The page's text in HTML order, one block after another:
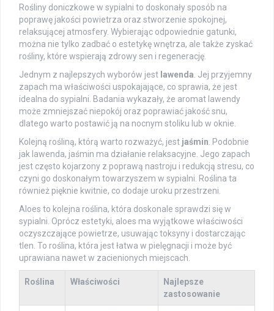
Rośliny doniczkowe w sypialni to doskonały sposób na
poprawę jakości powietrza oraz stworzenie spokojnej,
relaksującej atmosfery. Wybierając odpowiednie gatunki,
można nie tylko zadbać o estetykę wnętrza, ale także zyskać
rośliny, które wspierają zdrowy sen i regenerację.
Jednym z najlepszych wyborów jest lawenda. Jej przyjemny
zapach ma właściwości uspokajające, co sprawia, że jest
idealna do sypialni. Badania wykazały, że aromat lawendy
może zmniejszać niepokój oraz poprawiać jakość snu,
dlatego warto postawić ją na nocnym stoliku lub w oknie.
Kolejną rośliną, którą warto rozważyć, jest jaśmin. Podobnie
jak lawenda, jaśmin ma działanie relaksacyjne. Jego zapach
jest często kojarzony z poprawą nastroju i redukcją stresu, co
czyni go doskonałym towarzyszem w sypialni. Roślina ta
również pięknie kwitnie, co dodaje uroku przestrzeni.
Aloes to kolejna roślina, która doskonale sprawdzi się w
sypialni. Oprócz estetyki, aloes ma wyjątkowe właściwości
oczyszczające powietrze, usuwając toksyny i dostarczając
tlen. To roślina, która jest łatwa w pielęgnacji i może być
uprawiana nawet w zacienionych miejscach.
Roślina Właściwości
Najlepsze
zastosowanie